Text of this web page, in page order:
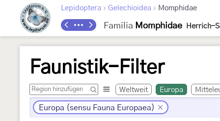
Lepidoptera › Gelechioidea › Momphidae
Familia Momphidae Herrich-
Faunistik-Filter
Weltweit Europa
Europa (sensu Fauna Europaea)